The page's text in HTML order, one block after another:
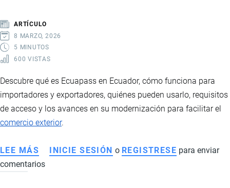
ARTÍCULO
8 MARZO, 2026
5 MINUTOS
600 VISTAS
Descubre qué es Ecuapass en Ecuador, cómo funciona para
importadores y exportadores, quiénes pueden usarlo, requisitos
de acceso y los avances en su modernización para facilitar el
comercio exterior.
LEE MÁS SOBRE
ECUAPASS:
INICIE SESIÓN o REGISTRESE para enviar
comentarios